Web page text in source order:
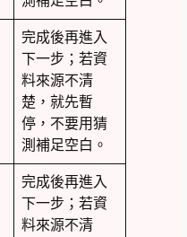
完成後再進入
下一步；若資
料來源不清
楚，就先暫
停，不要用猜
測補足空白。
完成後再進入
下一步；若資
料來源不清